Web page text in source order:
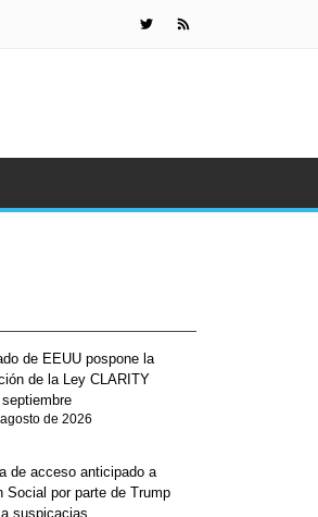
de EEUU pospone la
de la Ley CLARITY
de 2026
de acceso anticipado a
Social por parte de Trump
suspicacias